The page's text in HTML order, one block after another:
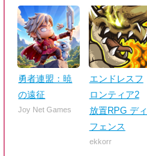
勇者連盟：暁
の遠征
Joy Net Games
エンドレスフ
ロンティア2
放置RPG ディ
フェンス
ekkorr